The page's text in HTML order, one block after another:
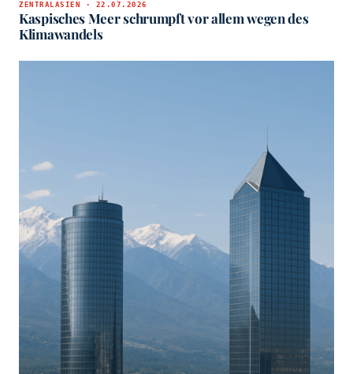
ZENTRALASIEN · 22.07.2026
Kaspisches Meer schrumpft vor allem wegen des
Klimawandels